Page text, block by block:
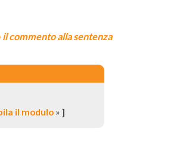
il commento alla sentenza
il modulo » ]